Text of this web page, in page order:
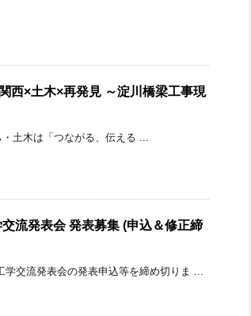
西×土木×再発見 ～淀川橋梁工事現
土木は「つながる、伝える ...
流発表会 発表募集 (申込＆修正締
交流発表会の発表申込等を締め切りま ...